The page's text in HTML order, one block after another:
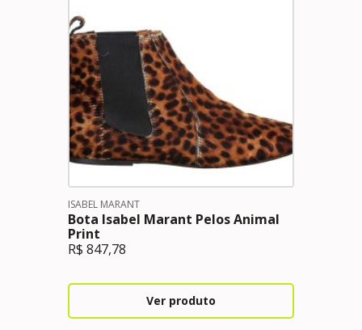
ISABEL MARANT
Bota Isabel Marant Pelos Animal
Print
R$ 847,78
Ver produto